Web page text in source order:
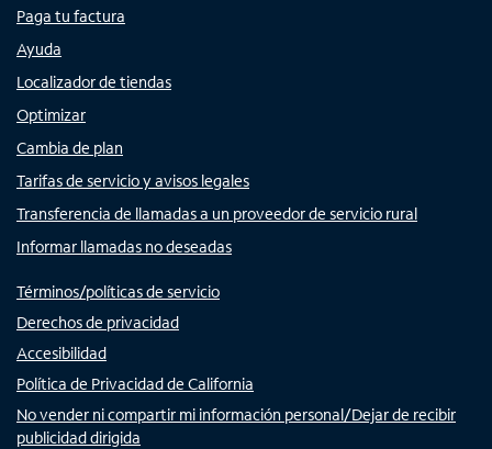
Paga tu factura
Ayuda
Localizador de tiendas
Optimizar
Cambia de plan
Tarifas de servicio y avisos legales
Transferencia de llamadas a un proveedor de servicio rural
Informar llamadas no deseadas
Términos/políticas de servicio
Derechos de privacidad
Accesibilidad
Política de Privacidad de California
No vender ni compartir mi información personal/Dejar de recibir
publicidad dirigida